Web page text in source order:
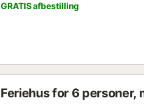
GRATIS afbestilling
Feriehus for 6 personer,